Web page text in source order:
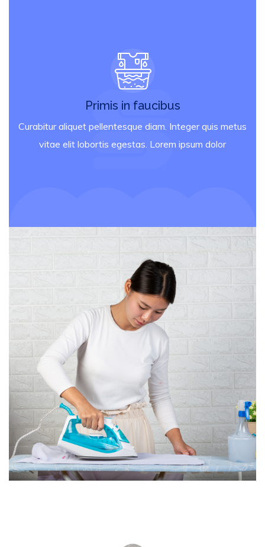
Primis in faucibus
Curabitur aliquet pellentesque diam. Integer quis metus
vitae elit lobortis egestas. Lorem ipsum dolor